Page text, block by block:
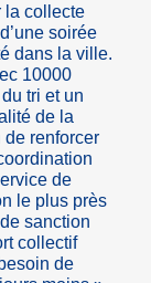
la collecte
soirée
dans la ville.
10000
tri et un
de la
renforcer
de
le plus près
sanction
collectif
de